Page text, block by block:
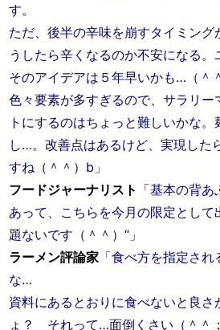
す。
ただ、後半の辛味を崩すタイミン
うしたら辛くなるのか不安になる。
そのアイデアは５年早いかも…（＾
色々要素が多すぎるので、サラリー
トにするのはちょっと難しいかな。
し…。改善点はあるけど、実現した
すね（＾＾）b」
フードジャーナリスト 「基本の背
あって、こちらを今月の限定として
題ないです（＾＾）“」
ラーメン評論家 「食べ方を指定さ
な…
資料にあるとおりに食べないと良さ
ょ？ それって…面倒くさい（＾＾；